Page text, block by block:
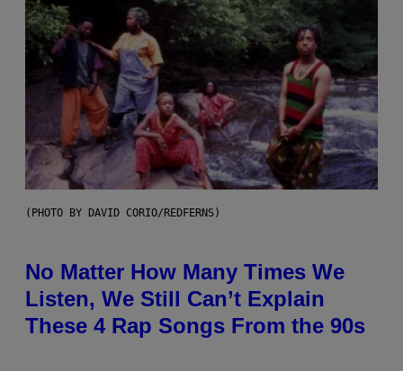
(PHOTO BY DAVID CORIO/REDFERNS)
No Matter How Many Times We
Listen, We Still Can’t Explain
These 4 Rap Songs From the 90s